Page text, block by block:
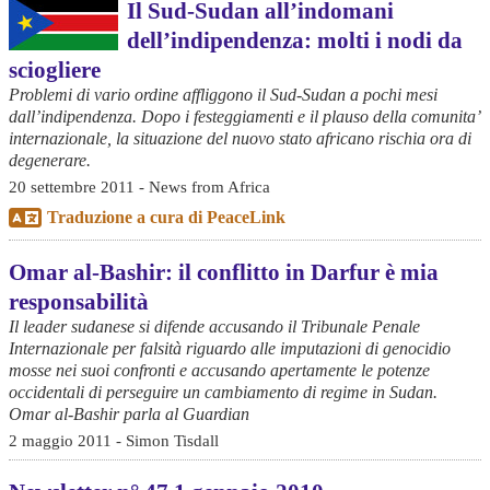
Il Sud-Sudan all’indomani
dell’indipendenza: molti i nodi da
sciogliere
Problemi di vario ordine affliggono il Sud-Sudan a pochi mesi
dall’indipendenza. Dopo i festeggiamenti e il plauso della comunita’
internazionale, la situazione del nuovo stato africano rischia ora di
degenerare.
20 settembre 2011 - News from Africa
Traduzione a cura di PeaceLink
Omar al-Bashir: il conflitto in Darfur è mia
responsabilità
Il leader sudanese si difende accusando il Tribunale Penale
Internazionale per falsità riguardo alle imputazioni di genocidio
mosse nei suoi confronti e accusando apertamente le potenze
occidentali di perseguire un cambiamento di regime in Sudan.
Omar al-Bashir parla al Guardian
2 maggio 2011 - Simon Tisdall